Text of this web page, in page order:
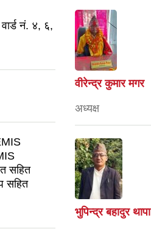
वार्ड नं. ४, ६,
सहित
सहित
वीरेन्द्र कुमार मगर
अध्यक्ष
भुपिन्द्र बहादुर थापा